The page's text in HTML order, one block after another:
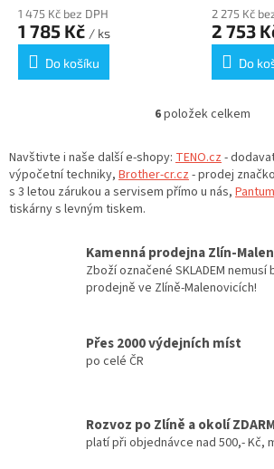
1 475 Kč bez DPH
1 785 Kč / ks
Do košíku
2 275 Kč
2 753
Do
O
l
á
d
p
r
v
v
u
6položek celkem
Navštivte i naše další e-shopy: TENO.cz-
výpočetní techniky, Brother-cr.cz- prodej
s 3 letou zárukou a servisem přímo u nás,
tiskárny s levným tiskem.
Kamenná prodejna Zlín-
Zboží označené SKLADEM
prodejně ve Zlíně-Malenovicích!
Přes 2000 výdejních míst
po celé ČR
Rozvoz po Zlíně a okolí
platí při objednávce nad 500,- Kč,